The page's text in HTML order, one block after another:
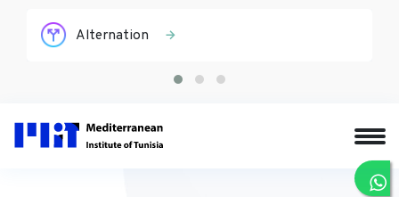
Alternation